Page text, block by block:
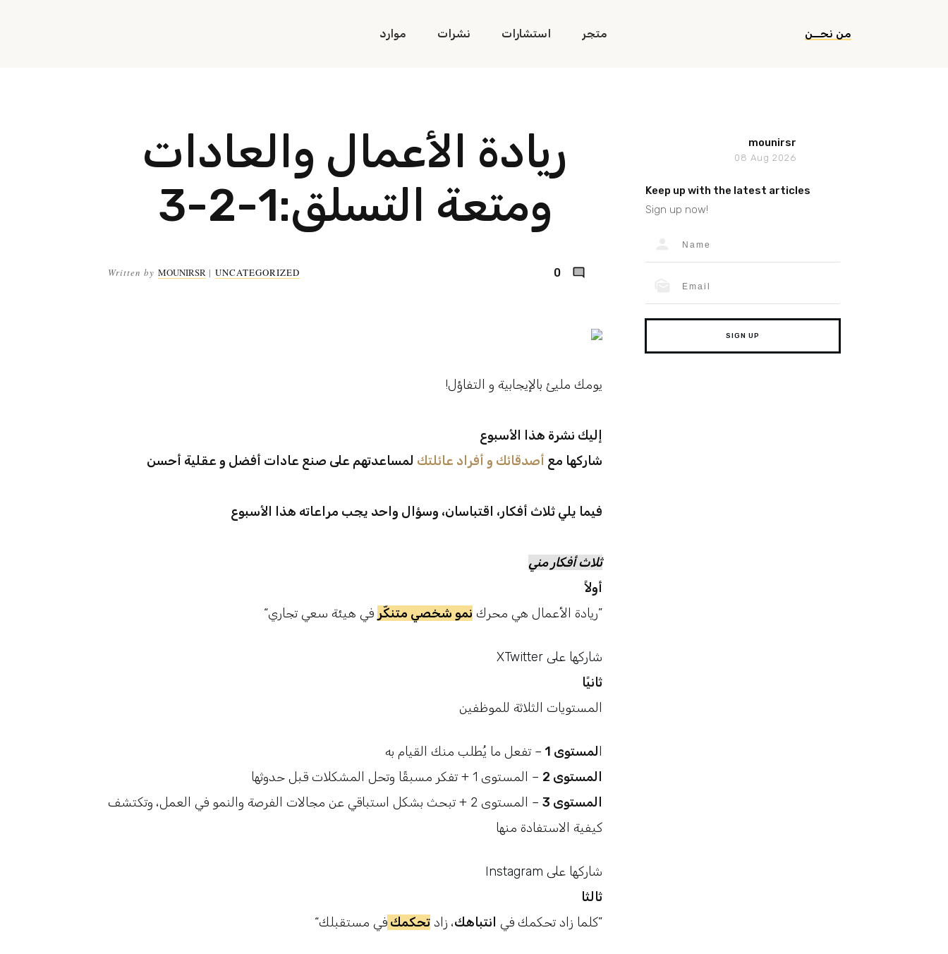
موارد نشرات استشارات متجر من نحــن
ريادة الأعمال والعادات
ومتعة التسلق:1-2-3
Written by MOUNIRSR | UNCATEGORIZED 0
!يومك مليئ بالإيجابية و التفاؤل
إليك نشرة هذا الأسبوع
شاركها مع أصدقائك و أفراد عائلتك لمساعدتهم على صنع عادات أفضل و عقلية أحسن
فيما يلي ثلاث أفكار، اقتباسان، وسؤال واحد يجب مراعاته هذا الأسبوع
ثلاث أفكار مني
أولاً
“ريادة الأعمال هي محرك نمو شخصي متنكّر في هيئة سعي تجاري”
X
Twitter شاركها على
ثانيًا
المستويات الثلاثة للموظفين
لمستوى 1
– تفعل ما يُطلب منك القيام به
المستوى 2
– المستوى 1 + تفكر مسبقًا وتحل المشكلات قبل حدوثها
المستوى 3
– المستوى 2 + تبحث بشكل استباقي عن مجالات الفرصة والنمو في العمل، وتكتشف
كيفية الاستفادة منها
Instagram شاركها على
ثالثا
“كلما زاد تحكمك في انتباهك، زاد تحكمك في مستقبلك”
mounirsr
08 Aug 2026
Keep up with the latest articles
Sign up now!
SIGN UP